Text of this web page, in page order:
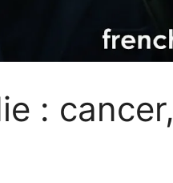
: cancer,